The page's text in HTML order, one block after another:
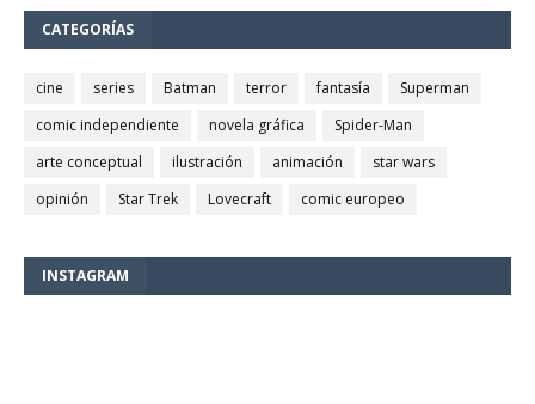
CATEGORÍAS
cine series Batman terror fantasía
Superman
comic independiente
novela gráfica
Spider-Man
arte conceptual
ilustración animación
star wars
opinión
Star Trek Lovecraft comic europeo
INSTAGRAM